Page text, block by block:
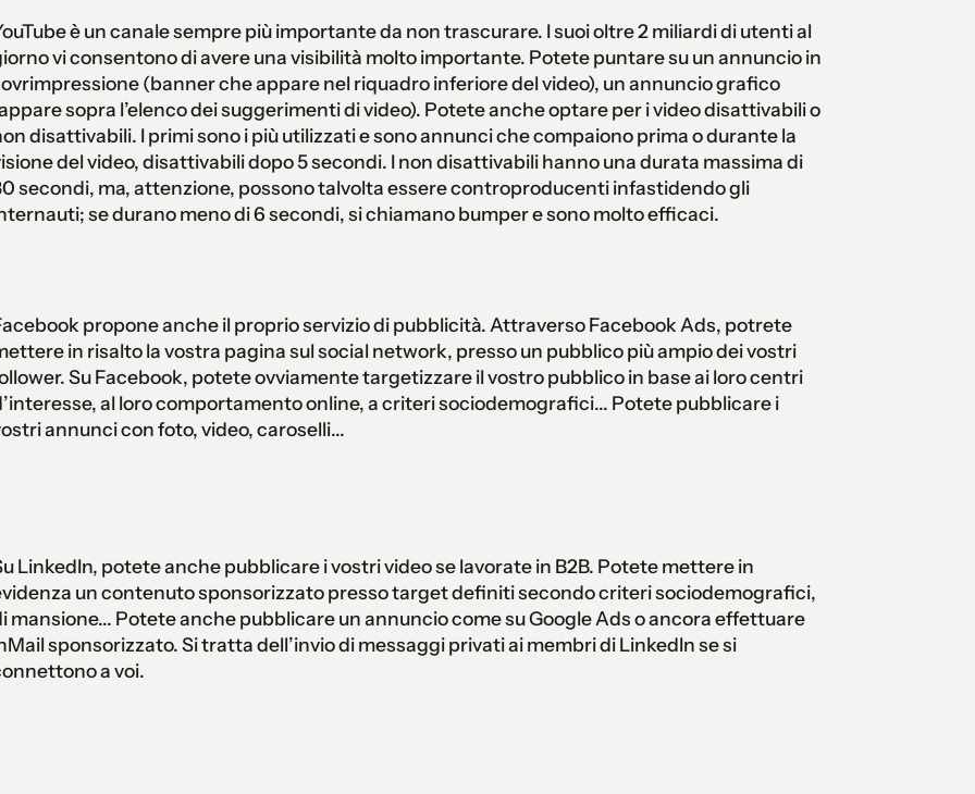
è un canale sempre più importante da non trascurare. I suoi oltre 2 miliardi di utenti al
vi consentono di avere una visibilità molto importante. Potete puntare su un annuncio in
(banner che appare nel riquadro inferiore del video), un annuncio grafico
sopra l’elenco dei suggerimenti di video). Potete anche optare per i video disattivabili o
disattivabili. I primi sono i più utilizzati e sono annunci che compaiono prima o durante la
del video, disattivabili dopo 5 secondi. I non disattivabili hanno una durata massima di
secondi, ma, attenzione, possono talvolta essere controproducenti infastidendo gli
se durano meno di 6 secondi, si chiamano bumper e sono molto efficaci.
propone anche il proprio servizio di pubblicità. Attraverso Facebook Ads, potrete
in risalto la vostra pagina sul social network, presso un pubblico più ampio dei vostri
Su Facebook, potete ovviamente targetizzare il vostro pubblico in base ai loro centri
al loro comportamento online, a criteri sociodemografici... Potete pubblicare i
annunci con foto, video, caroselli...
LinkedIn, potete anche pubblicare i vostri video se lavorate in B2B. Potete mettere in
un contenuto sponsorizzato presso target definiti secondo criteri sociodemografici,
mansione... Potete anche pubblicare un annuncio come su Google Ads o ancora effettuare
sponsorizzato. Si tratta dell’invio di messaggi privati ai membri di LinkedIn se si
a voi.